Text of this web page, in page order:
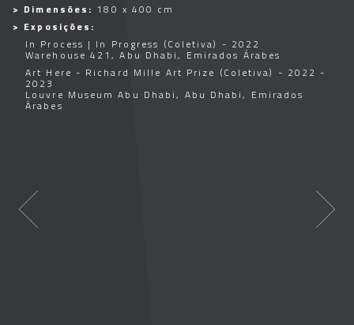
> Dimensões: 180 x 400 cm
> Exposições:
In Process | In Progress (Coletiva) - 2022
Warehouse 421, Abu Dhabi, Emirados Árabes
Art Here - Richard Mille Art Prize (Coletiva) - 2022 -
2023
Louvre Museum Abu Dhabi, Abu Dhabi, Emirados
Árabes